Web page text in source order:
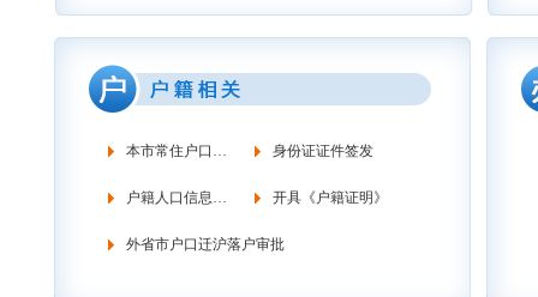
本市常住户口管理 身份证证件签发
户籍人口信息调查 开具《户籍证明》
外省市户口迁沪落户审批